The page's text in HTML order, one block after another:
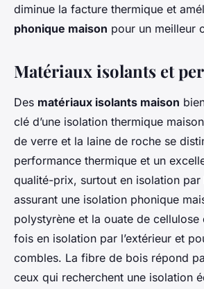
diminue la facture thermique et
phonique maison pour un meilleur
Matériaux isolants et
Des matériaux isolants maison
clé d’une isolation thermique
de verre et la laine de roche se
performance thermique et un
qualité-prix, surtout en isolation par
assurant une isolation phonique
polystyrène et la ouate de cellulose
fois en isolation par l’extérieur et
combles. La fibre de bois répond
ceux qui recherchent une isolation